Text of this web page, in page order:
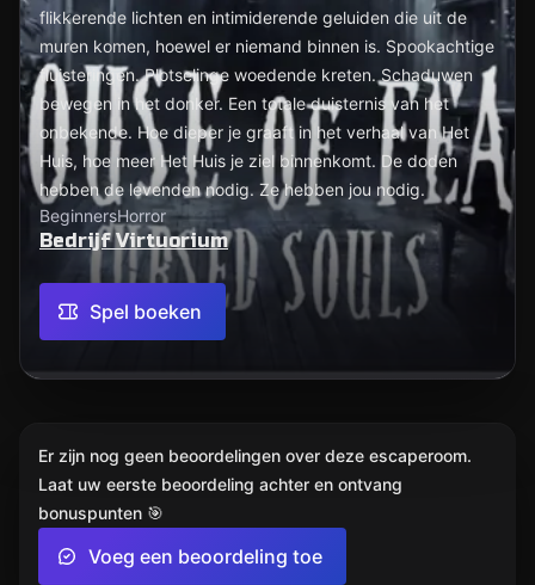
flikkerende lichten en intimiderende geluiden die uit de
muren komen, hoewel er niemand binnen is. Spookachtige
fluisteringen. Plotselinge woedende kreten. Schaduwen
bewegen in het donker. Een totale duisternis van het
onbekende. Hoe dieper je graaft in het verhaal van Het
Huis, hoe meer Het Huis je ziel binnenkomt. De doden
hebben de levenden nodig. Ze hebben jou nodig.
BeginnersHorror
Bedrijf Virtuorium
Spel boeken
Er zijn nog geen beoordelingen over deze escaperoom.
Laat uw eerste beoordeling achter en ontvang
bonuspunten 🎯
Voeg een beoordeling toe